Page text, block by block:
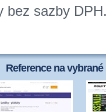
bez sazby
Reference na